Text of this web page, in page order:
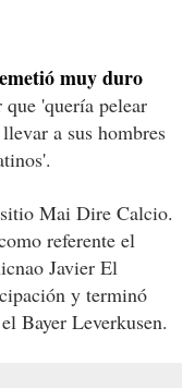
muy duro
que 'quería pelear
a sus hombres
Mai Dire Calcio.
referente el
Javier El
y terminó
Bayer Leverkusen.